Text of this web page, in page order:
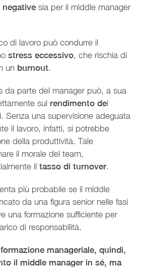
negative sia per il middle manager
di lavoro può condurre il
stress eccessivo, che rischia di
un burnout.
da parte del manager può, a sua
sul rendimento dei
. Senza una supervisione adeguata
il lavoro, infatti, si potrebbe
della produttività. Tale
il morale del team,
il tasso di turnover.
più probabile se il middle
da una figura senior nelle fasi
una formazione sufficiente per
di responsabilità.
manageriale, quindi,
il middle manager in sé, ma